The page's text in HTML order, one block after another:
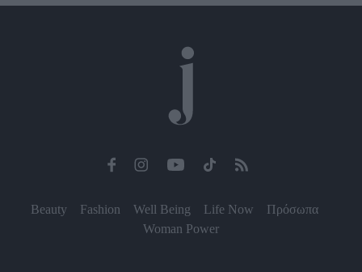
Beauty Fashion Well Being Life Now
Πρόσωπα
Woman Power